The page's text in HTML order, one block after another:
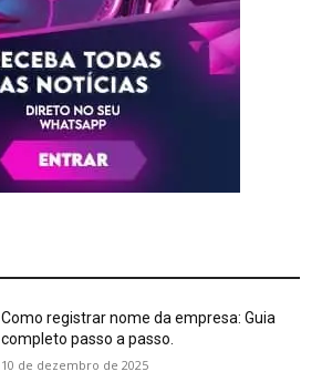
Como registrar nome da empresa: Guia
completo passo a passo.
10 de dezembro de 2025